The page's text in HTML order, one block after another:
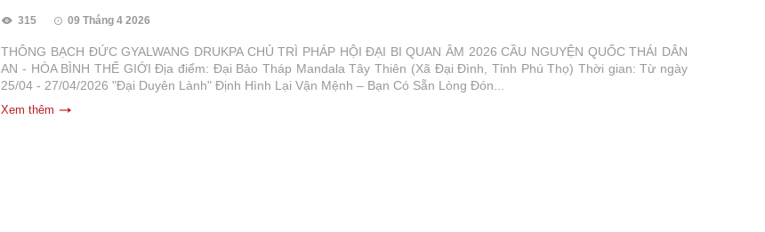
315 09 Tháng 4 2026
THÔNG BẠCH ĐỨC GYALWANG DRUKPA CHỦ TRÌ PHÁP HỘI ĐẠI BI QUAN ÂM 2026 CẦU NGUYỆN QUỐC THÁI DÂN
AN - HÒA BÌNH THẾ GIỚI Địa điểm: Đại Bảo Tháp Mandala Tây Thiên (Xã Đại Đình, Tỉnh Phú Thọ) Thời gian: Từ ngày
25/04 - 27/04/2026 "Đại Duyên Lành" Định Hình Lại Vận Mệnh – Bạn Có Sẵn Lòng Đón...
Xem thêm